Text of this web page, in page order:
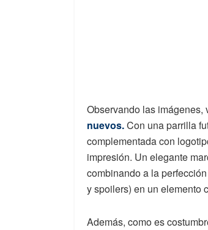
Observando las imágenes,
nuevos.Con una parrilla
complementada con
impresión. Un elegante
combinando a la
y spoilers) en un elemento
Además, como es